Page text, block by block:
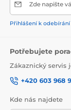
Zde napište
Přihlášení k
Potřebujete
Zákaznický servis
+420 603 968
Kde nás najdete